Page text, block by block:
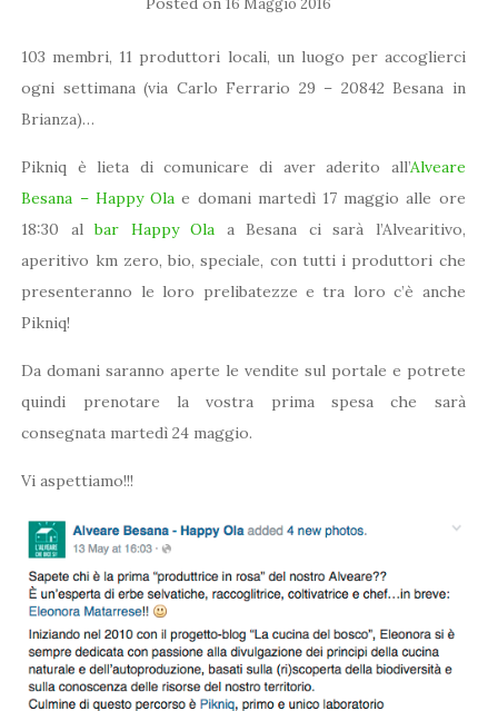
103 membri, 11 produttori locali, un luogo per accoglierci
ogni settimana (via Carlo Ferrario 29 – 20842 Besana in
Brianza)…
Pikniq è lieta di comunicare di aver aderito all’Alveare
Besana – Happy Ola e domani martedì 17 maggio alle ore
18:30 albar Happy Ola a Besana ci sarà l’Alvearitivo,
aperitivo km zero, bio, speciale, con tutti i produttori che
presenteranno le loro prelibatezze e tra loro c’è anche
Pikniq!
Da domani saranno aperte le vendite sul portale e potrete
quindi prenotare la vostra prima spesa che sarà
consegnata martedì 24 maggio.
Vi aspettiamo!!!